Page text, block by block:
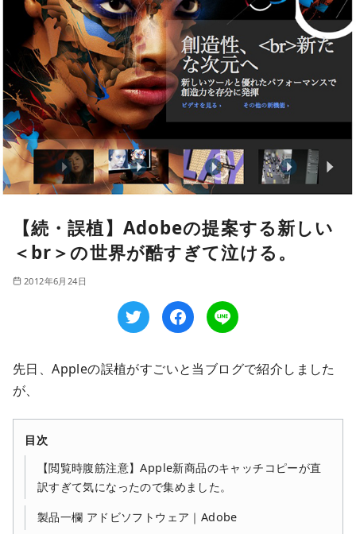
【続・誤植】Adobeの提案する新しい
＜br＞の世界が酷すぎて泣ける。
2012年6月24日
先日、Appleの誤植がすごいと当ブログで紹介しました
が、
目次
【閲覧時腹筋注意】Apple新商品のキャッチコピーが直
訳すぎて気になったので集めました。
製品一欄 アドビソフトウェア｜Adobe